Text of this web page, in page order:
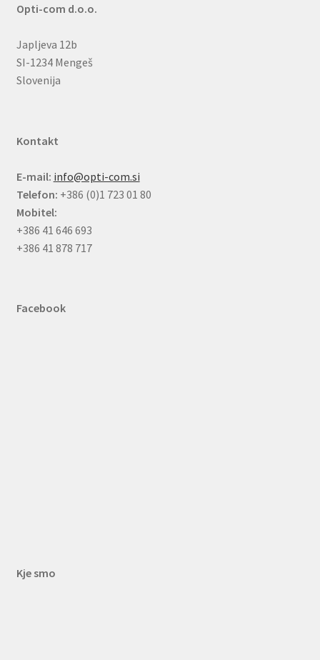
Opti-com d.o.o.
Japljeva 12b
SI-1234 Mengeš
Slovenija
Kontakt
E-mail: info@opti-com.si
Telefon: +386 (0)1 723 01 80
Mobitel:
+386 41 646 693
+386 41 878 717
Facebook
Kje smo